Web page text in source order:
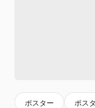
ポスター ポス